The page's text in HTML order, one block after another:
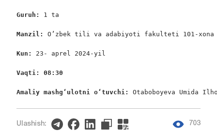
Guruh: 1 ta
Manzil: O’zbek tili va adabiyoti fakulteti 101-xona
Kun: 23- aprel 2024-yil
Vaqti: 08:30
Amaliy mashgʻulotni oʻtuvchi: Otaboboyeva Umida
Ulashish: 703